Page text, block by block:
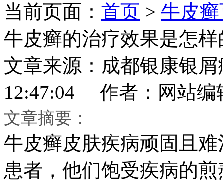
当前页面： 首页 > 牛皮
牛皮癣的治疗效果是怎样
文章来源：成都银康银
12:47:04 作者：网站编
文章摘要：
牛皮癣皮肤疾病顽固且
患者，他们饱受疾病的